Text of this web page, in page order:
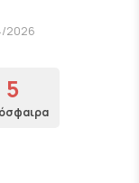
2026
5